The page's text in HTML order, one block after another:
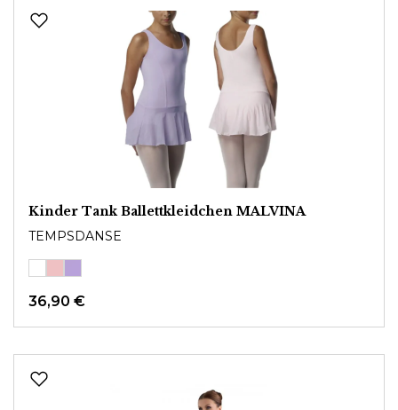
Kinder Tank Ballettkleidchen MALVINA
TEMPSDANSE
36,90 €